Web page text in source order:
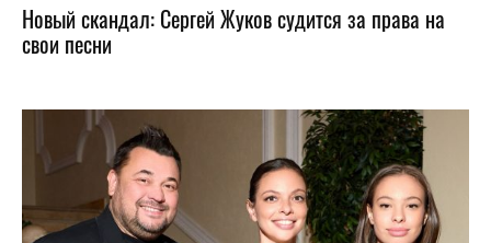
Новый скандал: Сергей Жуков судится за права на
свои песни